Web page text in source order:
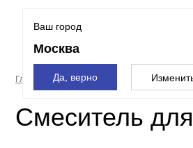
Ваш город
Москва
Да, верно
Главная страница Смесители и души
Смеситель